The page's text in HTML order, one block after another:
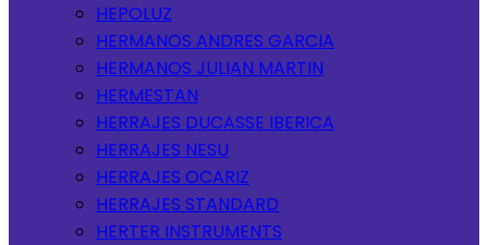
HEPOLUZ
HERMANOS ANDRES GARCIA
HERMANOS JULIAN MARTIN
HERMESTAN
HERRAJES DUCASSE IBERICA
HERRAJES NESU
HERRAJES OCARIZ
HERRAJES STANDARD
HERTER INSTRUMENTS